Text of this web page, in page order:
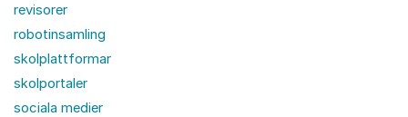
revisorer
robotinsamling
skolplattformar
skolportaler
sociala medier